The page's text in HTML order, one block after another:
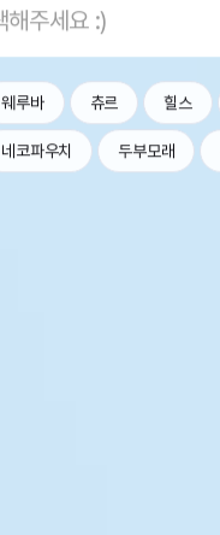
웨루바 츄르 힐스
네코파우치 두부모래